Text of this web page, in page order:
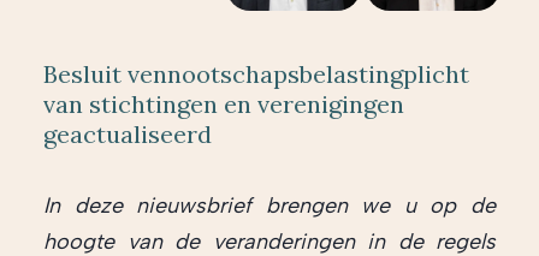
Besluit vennootschapsbelastingplicht
van stichtingen en verenigingen
geactualiseerd
In deze nieuwsbrief brengen we u op de
hoogte van de veranderingen in de regels